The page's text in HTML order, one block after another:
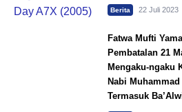
Berita 22 Juli 2023
Fatwa Mufti
Pembatalan 21
Mengaku-ngaku
Nabi Muhammad
Termasuk